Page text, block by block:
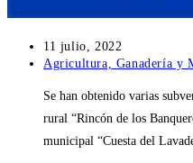
Publicación
de
entrada:
11 julio, 2022
Categoría
la
entrada:
Agricultura, Ganadería y
Se han obtenido varias
rural “Rincón de los
municipal “Cuesta del